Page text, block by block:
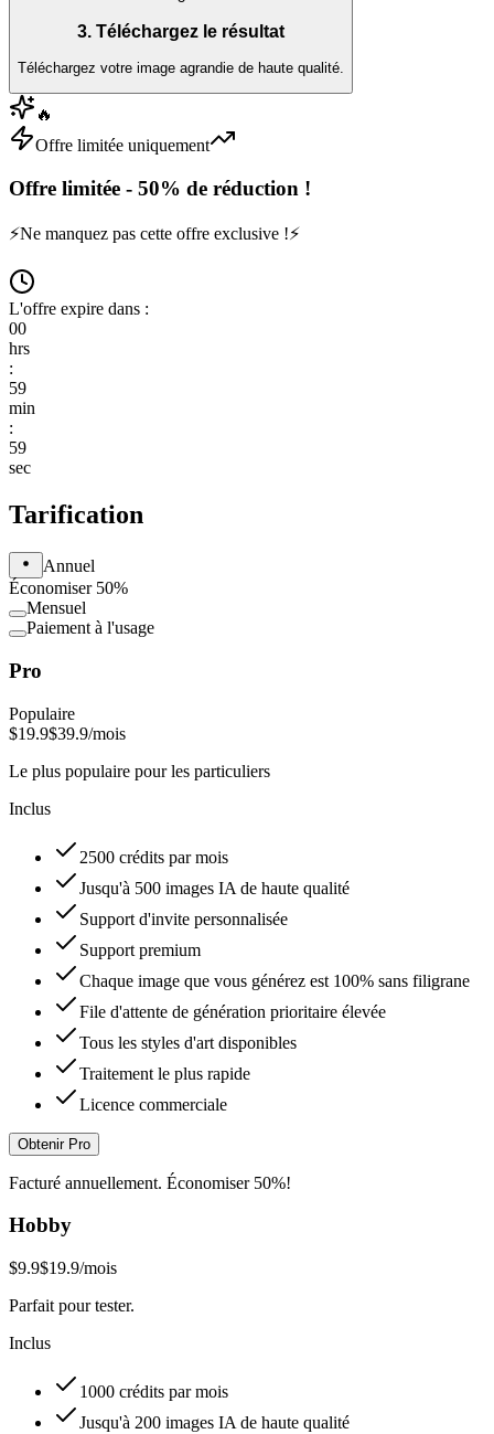
3. Téléchargez le résultat
Téléchargez votre image agrandie de haute qualité.
🔥
Offre limitée uniquement
Offre limitée - 50% de réduction !
⚡Ne manquez pas cette offre exclusive !⚡
L'offre expire dans :
00
hrs
:
59
min
:
59
sec
Tarification
Annuel
Économiser 50%
Mensuel
Paiement à l'usage
Pro
Populaire
$19.9$39.9/mois
Le plus populaire pour les particuliers
Inclus
2500 crédits par mois
Jusqu'à 500 images IA de haute qualité
Support d'invite personnalisée
Support premium
Chaque image que vous générez est 100% sans filigrane
File d'attente de génération prioritaire élevée
Tous les styles d'art disponibles
Traitement le plus rapide
Licence commerciale
Obtenir Pro
Facturé annuellement. Économiser 50%!
Hobby
$9.9$19.9/mois
Parfait pour tester.
Inclus
1000 crédits par mois
Jusqu'à 200 images IA de haute qualité